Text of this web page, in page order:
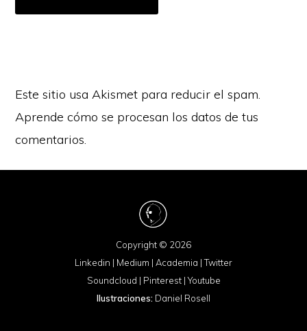
Este sitio usa Akismet para reducir el spam.
Aprende cómo se procesan los datos de tus
comentarios.
Copyright © 2026
Linkedin | Medium | Academia |Twitter
Soundcloud | Pinterest|Youtube
Ilustraciones: Daniel Rosell